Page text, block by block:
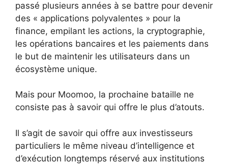
passé plusieurs années à se battre pour devenir
des « applications polyvalentes » pour la
finance, empilant les actions, la cryptographie,
les opérations bancaires et les paiements dans
le but de maintenir les utilisateurs dans un
écosystème unique.
Mais pour Moomoo, la prochaine bataille ne
consiste pas à savoir qui offre le plus d’atouts.
Il s’agit de savoir qui offre aux investisseurs
particuliers le même niveau d’intelligence et
d’exécution longtemps réservé aux institutions